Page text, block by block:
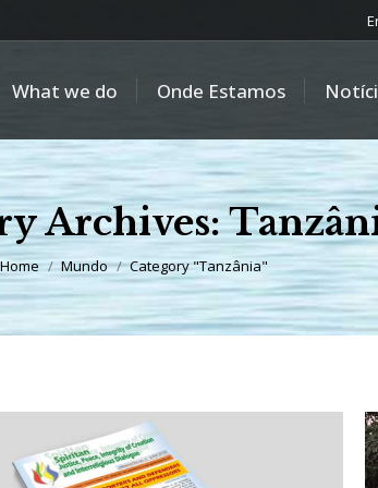
What we do Onde Estamos
Archives:
You are here:
Home Mundo Category "Tanzânia"